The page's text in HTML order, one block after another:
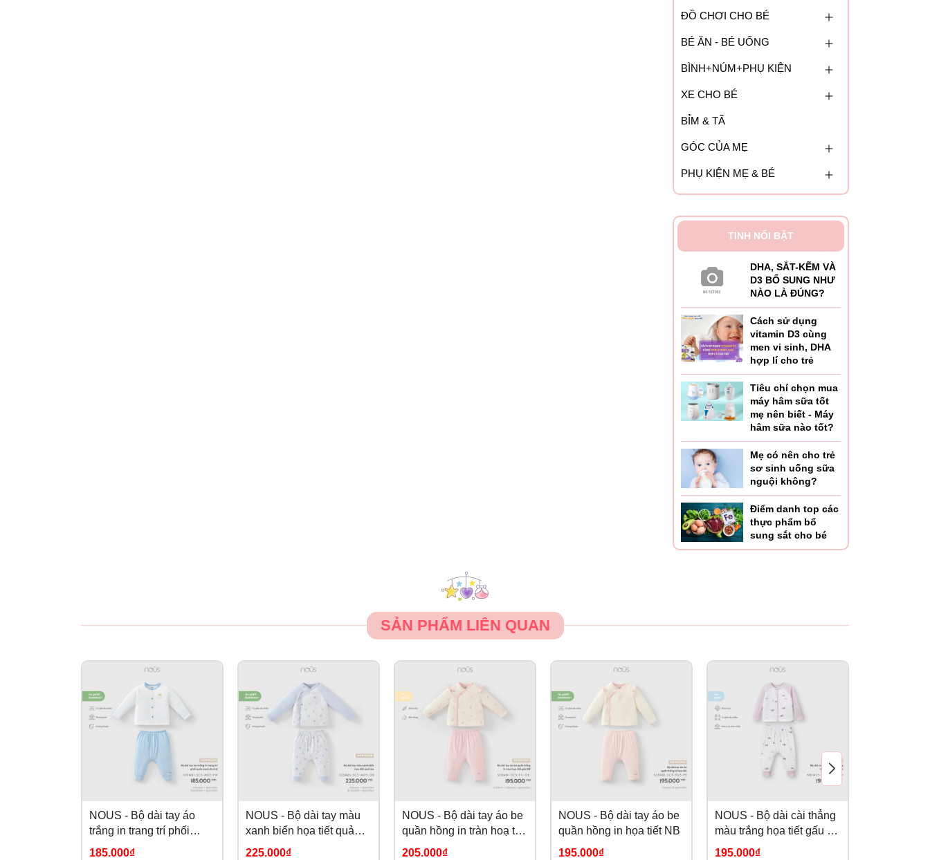
ĐỒ CHƠI CHO BÉ
BÉ ĂN - BÉ UỐNG
BÌNH+NÚM+PHỤ KIỆN
XE CHO BÉ
BỈM & TÃ
GÓC CỦA MẸ
PHỤ KIỆN MẸ & BÉ
TINH NỔI BẬT
DHA, SẮT-KẼM VÀ
D3 BỔ SUNG NHƯ
NÀO LÀ ĐÚNG?
Cách sử dụng
vitamin D3 cùng
men vi sinh, DHA
hợp lí cho trẻ
Tiêu chí chọn mua
máy hâm sữa tốt
mẹ nên biết - Máy
hâm sữa nào tốt?
Mẹ có nên cho trẻ
sơ sinh uống sữa
nguội không?
Điểm danh top các
thực phẩm bổ
sung sắt cho bé
SẢN PHẨM LIÊN QUAN
NOUS - Bộ dài tay áo
trắng in trang trí phối
quần áo xanh da trời NB
185.000₫
NOUS - Bộ dài tay màu
xanh biển họa tiết quả
táo NB
225.000₫
NOUS - Bộ dài tay áo be
quần hồng in tràn hoạ tiết
gấu NB
205.000₫
NOUS - Bộ dài tay áo be
quần hồng in họa tiết NB
195.000₫
NOUS - Bộ dài cài thẳng
màu trắng họa tiết gấu và
cáo NB
195.000₫